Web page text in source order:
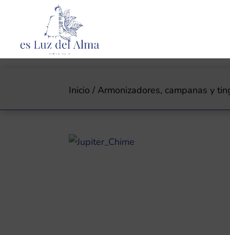
Inicio / Armonizadores, campanas y